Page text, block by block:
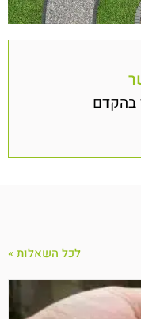
בהקדם
לכל השאלות »